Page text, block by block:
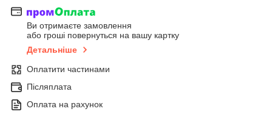
Ви отримаєте замовлення
або гроші повернуться на вашу картку
Детальніше
Оплатити частинами
Післяплата
Оплата на рахунок